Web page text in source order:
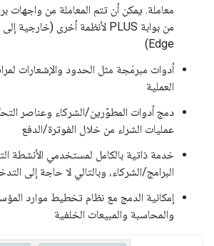
معاملة. يمكن أن تتم المعاملة من واجهات
Edge)
أدوات مبرمَجة مثل الحدود والإشعارات
العملية
دمج أدوات المطوّرين/الشركاء وعناصر
عمليات الشراء من خلال الفوترة/الدفع
خدمة ذاتية بالكامل لمستخدمي الأنشطة
البرامج/الشركاء، وبالتالي لا حاجة إلى
والمحاسبة والمبيعات الخلفية